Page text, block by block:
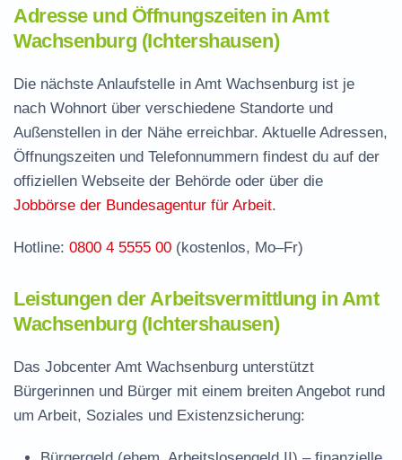
Wachsenburg
Leistungen der Arbeitsvermittlung in Amt
Wachsenburg
Termin vereinbaren und Bürgergeld beantragen
Jobcenter Ilm-Kreis – zuständige Stelle
Stellenangebote und Jobbörse in Amt
Wachsenburg
Adresse und Öffnungszeiten in Amt
Wachsenburg (Ichtershausen)
Die nächste Anlaufstelle in Amt Wachsenburg ist je
nach Wohnort über verschiedene Standorte und
Außenstellen in der Nähe erreichbar. Aktuelle Adressen,
Öffnungszeiten und Telefonnummern findest du auf der
offiziellen Webseite der Behörde oder über die
Jobbörse der Bundesagentur für Arbeit.
Hotline: 0800 4 5555 00 (kostenlos, Mo–Fr)
Leistungen der Arbeitsvermittlung in Amt
Wachsenburg (Ichtershausen)
Das Jobcenter Amt Wachsenburg unterstützt
Bürgerinnen und Bürger mit einem breiten Angebot rund
um Arbeit, Soziales und Existenzsicherung: